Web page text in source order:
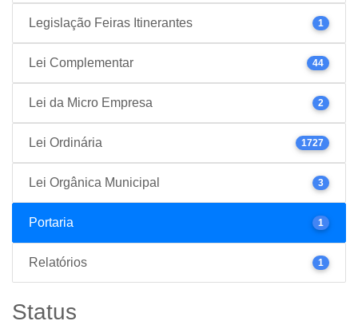
Legislação Feiras Itinerantes 1
Lei Complementar 44
Lei da Micro Empresa 2
Lei Ordinária 1727
Lei Orgânica Municipal 3
Portaria 1
Relatórios 1
Status